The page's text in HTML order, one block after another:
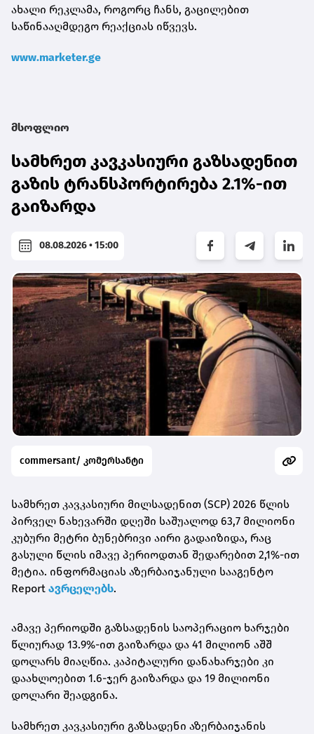
ახალი რეკლამა, როგორც ჩანს, გაცილებით
საწინააღმდეგო რეაქციას იწვევს.
www.marketer.ge
მსოფლიო
სამხრეთ კავკასიური გაზსადენით
გაზის ტრანსპორტირება 2.1%-ით
გაიზარდა
08.08.2026 • 15:00
commersant/ კომერსანტი
სამხრეთ კავკასიური მილსადენით (SCP) 2026 წლის
პირველ ნახევარში დღეში საშუალოდ 63,7 მილიონი
კუბური მეტრი ბუნებრივი აირი გადაიზიდა, რაც
გასული წლის იმავე პერიოდთან შედარებით 2,1%-ით
მეტია. ინფორმაციას აზერბაიჯანული სააგენტო
Report ავრცელებს.
ამავე პერიოდში გაზსადენის საოპერაციო ხარჯები
წლიურად 13.9%-ით გაიზარდა და 41 მილიონ აშშ
დოლარს მიაღწია. კაპიტალური დანახარჯები კი
დაახლოებით 1.6-ჯერ გაიზარდა და 19 მილიონი
დოლარი შეადგინა.
სამხრეთ კავკასიური გაზსადენი აზერბაიჯანის